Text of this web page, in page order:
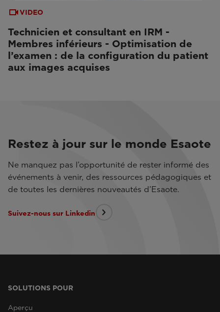
VIDEO
Technicien et consultant en IRM -
Membres inférieurs - Optimisation de
l’examen : de la configuration du patient
aux images acquises
Restez à jour sur le monde Esaote
Ne manquez pas l’opportunité de rester informé des
événements à venir, des ressources pédagogiques et
de toutes les dernières nouveautés d’Esaote.
Suivez-nous sur Linkedin
SOLUTIONS POUR
Aperçu